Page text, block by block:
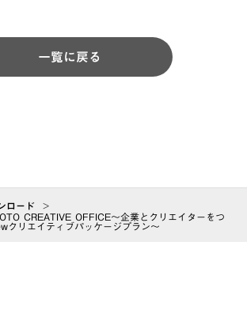
一覧に戻る
ロード >
CREATIVE OFFICE～企業とクリエイターをつ
クリエイティブパッケージプラン～